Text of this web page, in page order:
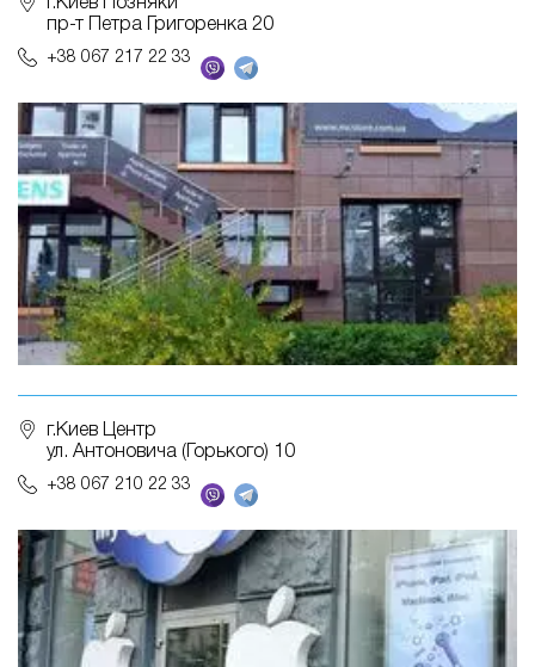
пр-т Петра Григоренка 20
+38 067 217 22 33
г.Киев Центр
ул. Антоновича (Горького) 10
+38 067 210 22 33